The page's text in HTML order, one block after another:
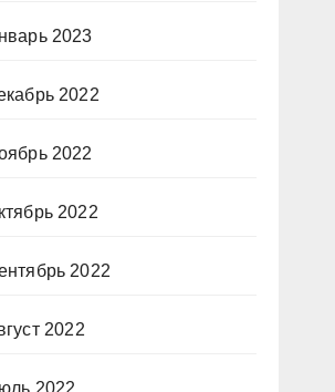
2023
2022
2022
2022
2022
2022